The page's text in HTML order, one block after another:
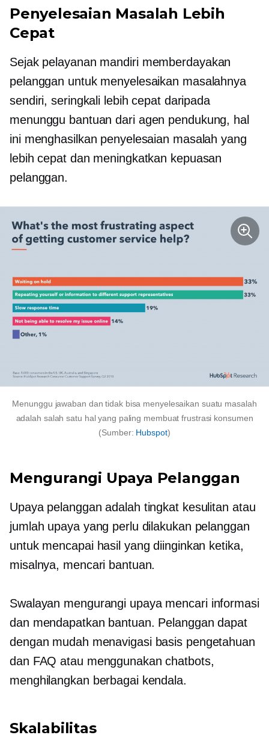
Penyelesaian Masalah Lebih
Cepat
Sejak pelayanan mandirimemberdayakan
pelanggan untuk menyelesaikan masalahnya
sendiri, seringkali lebih cepat daripada
menunggu bantuan dari agen pendukung, hal
ini menghasilkan penyelesaian masalah yang
lebih cepat dan meningkatkan kepuasan
pelanggan.
Menunggu jawaban dan tidak bisa menyelesaikan suatu masalah
adalah salah satu hal yang paling membuat frustrasi konsumen
(Sumber: Hubspot)
Mengurangi Upaya Pelanggan
Upaya pelanggan adalah tingkat kesulitan atau
jumlah upaya yang perlu dilakukan pelanggan
untuk mencapai hasil yang diinginkan ketika,
misalnya, mencari bantuan.
Swalayan mengurangi upaya mencari informasi
dan mendapatkan bantuan. Pelanggan dapat
dengan mudah menavigasi basis pengetahuan
dan FAQ atau menggunakan chatbots,
menghilangkan berbagai kendala.
Skalabilitas